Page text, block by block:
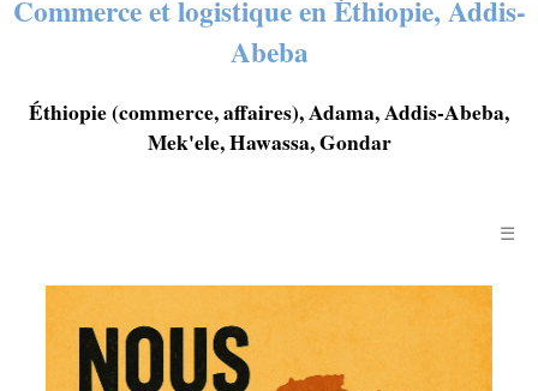
Commerce et logistique en Éthiopie, Addis-
Abeba
Éthiopie (commerce, affaires), Adama, Addis-Abeba,
Mek'ele, Hawassa, Gondar
☰